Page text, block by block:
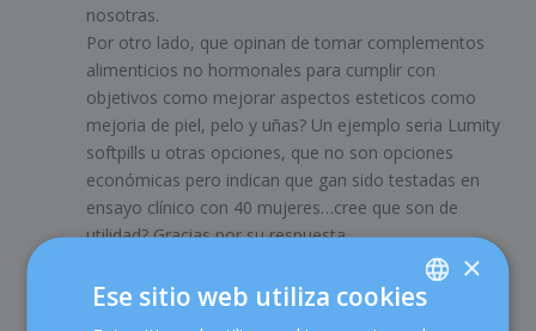
nosotras.
Por otro lado, que opinan de tomar complementos
alimenticios no hormonales para cumplir con
objetivos como mejorar aspectos esteticos como
mejoria de piel, pelo y uñas? Un ejemplo seria Lumity
softpills u otras opciones, que no son opciones
económicas pero indican que gan sido testadas en
ensayo clínico con 40 mujeres…cree que son de
utilidad? Gracias por su respuesta.
×
Ese sitio web utiliza cookies